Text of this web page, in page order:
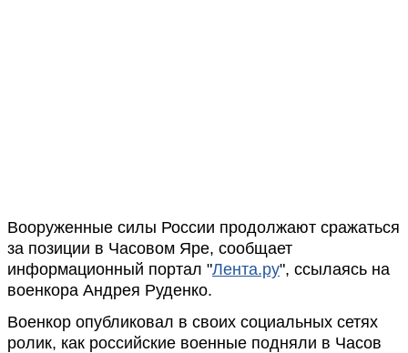
Вооруженные силы России продолжают сражаться
за позиции в Часовом Яре, сообщает
информационный портал "Лента.ру", ссылаясь на
военкора Андрея Руденко.
Военкор опубликовал в своих социальных сетях
ролик, как российские военные подняли в Часов